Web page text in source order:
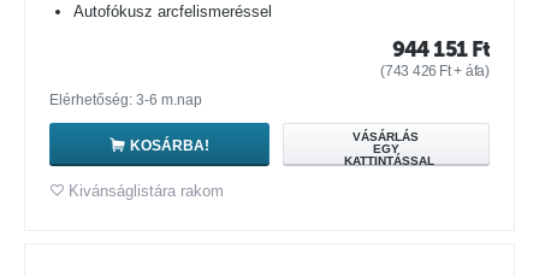
Autofókusz arcfelismeréssel
944 151 Ft
(743 426 Ft+ áfa)
Elérhetőség: 3-6 m.nap
KOSÁRBA!
VÁSÁRLÁS
EGY
KATTINTÁSSAL
Kivánságlistára rakom